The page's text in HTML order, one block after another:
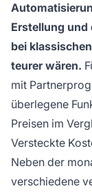
Erstellung und
bei
teurer wären.
mit
überlegene
Preisen im
Versteckte
Neben der
verschiedene